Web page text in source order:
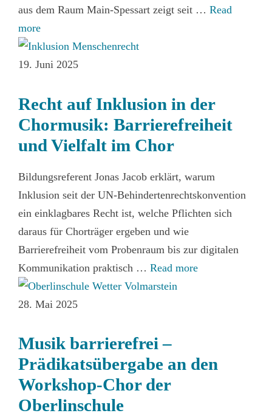
aus dem Raum Main‑Spessart zeigt seit … Read
more
19. Juni 2025
Recht auf Inklusion in der
Chormusik: Barrierefreiheit
und Vielfalt im Chor
Bildungsreferent Jonas Jacob erklärt, warum
Inklusion seit der UN‑Behindertenrechtskonvention
ein einklagbares Recht ist, welche Pflichten sich
daraus für Chorträger ergeben und wie
Barrierefreiheit vom Probenraum bis zur digitalen
Kommunikation praktisch … Read more
28. Mai 2025
Musik barrierefrei –
Prädikatsübergabe an den
Workshop‑Chor der
Oberlinschule